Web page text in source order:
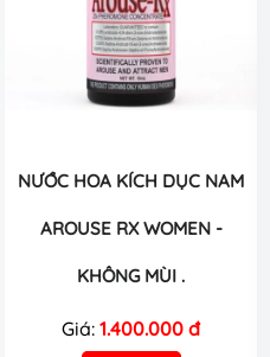
NƯỚC HOA KÍCH DỤC NAM
AROUSE RX WOMEN -
KHÔNG MÙI .
Giá: 1.400.000 đ